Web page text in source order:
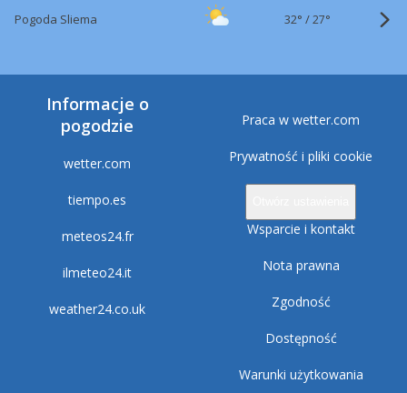
Pogoda Sliema 32° /27°
Informacje o
pogodzie
wetter.com
tiempo.es
meteos24.fr
ilmeteo24.it
weather24.co.uk
Praca w wetter.com
Prywatność i pliki cookie
Wsparcie i kontakt
Nota prawna
Zgodność
Dostępność
Warunki użytkowania